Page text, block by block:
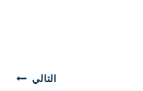
التالي